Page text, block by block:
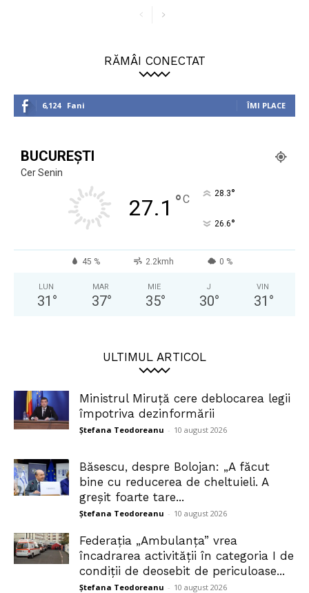
RĂMÂI CONECTAT
6,124 Fani ÎMI PLACE
BUCUREȘTI
Cer Senin
27.1 °C 28.3°
26.6°
45 % 2.2kmh 0 %
LUN
31 °
MAR
37°
MIE
35°
J
30°
VIN
31 °
ULTIMUL ARTICOL
Ministrul Miruță cere deblocarea legii
împotriva dezinformării
Ștefana Teodoreanu - 10 august 2026
Băsescu, despre Bolojan: „A făcut
bine cu reducerea de cheltuieli. A
greșit foarte tare...
Ștefana Teodoreanu - 10 august 2026
Federația „Ambulanța” vrea
încadrarea activității în categoria I de
condiții de deosebit de periculoase...
Ștefana Teodoreanu - 10 august 2026